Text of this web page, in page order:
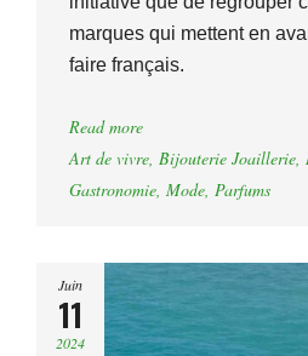
marques qui mettent en
faire français.
Read more
Art de vivre, Bijouterie Joaillerie,
Gastronomie, Mode, Parfums
Juin
11
2024